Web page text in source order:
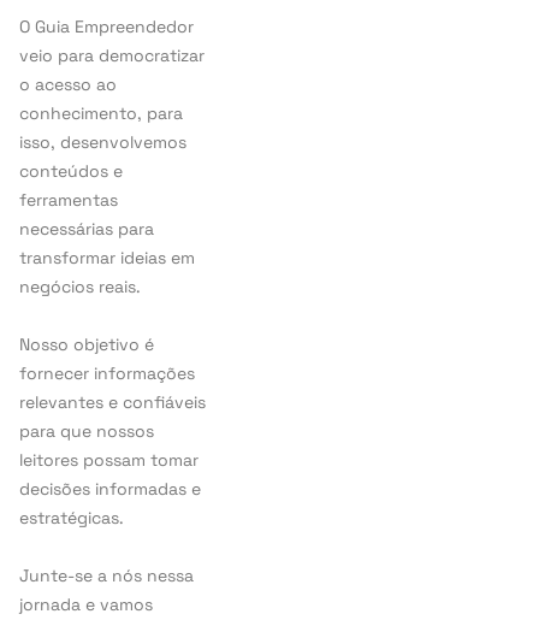
O Guia Empreendedor
veio para democratizar
o acesso ao
conhecimento, para
isso, desenvolvemos
conteúdos e
ferramentas
necessárias para
transformar ideias em
negócios reais.
Nosso objetivo é
fornecer informações
relevantes e confiáveis
para que nossos
leitores possam tomar
decisões informadas e
estratégicas.
Junte-se a nós nessa
jornada e vamos